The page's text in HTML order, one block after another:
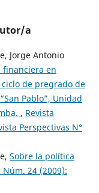
a
Jorge Antonio
financiera en
de pregrado de
Pablo”, Unidad
, Revista
Perspectivas N°
Sobre la política
Núm. 24 (2009):